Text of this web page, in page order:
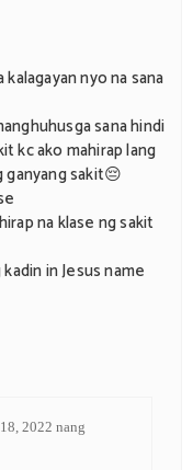
nyo na sana
sana hindi
kc ako mahirap lang
ganyang sakit😔
na klase ng sakit
in Jesus name
2022 nang